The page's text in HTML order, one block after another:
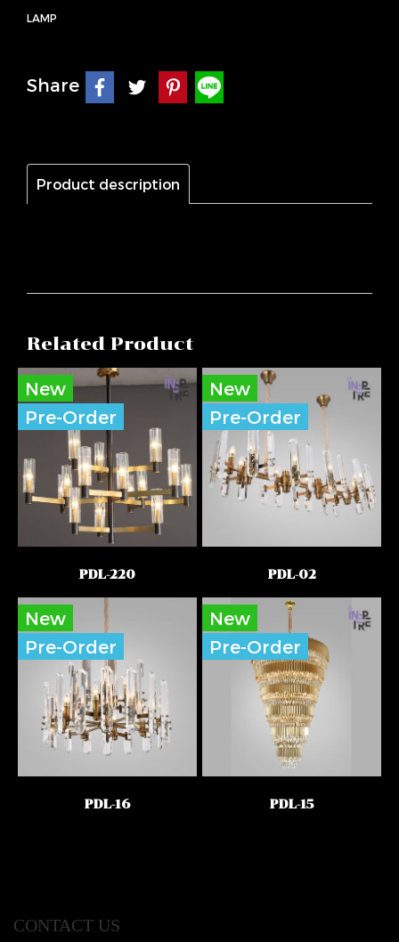
LAMP
Share
Product description
Related Product
New
Pre-Order
PDL-220
New
Pre-Order
PDL-02
New
Pre-Order
PDL-16
New
Pre-Order
PDL-15
CONTACT US